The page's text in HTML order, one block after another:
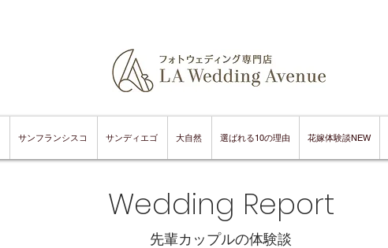
サンフランシスコ サンディエゴ 大自然 選ばれる10の理由 花嫁体験談NEW
Wedding Report
​先輩カップルの体験談